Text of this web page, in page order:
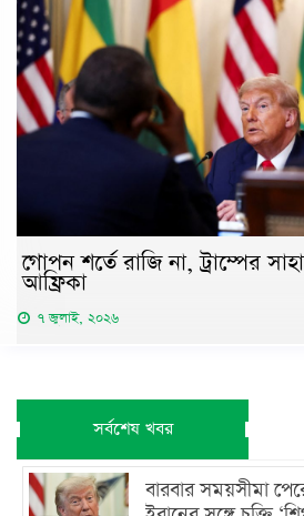
গোপন শর্তে রাজি না, ট্রাম্পের
আফ্রিকা
৭ জুলাই, ২০২৬
সর্বশেষ খবর
বারবার সময়সীমা